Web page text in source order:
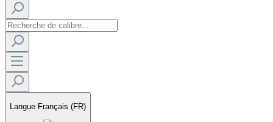
Langue Français (FR)